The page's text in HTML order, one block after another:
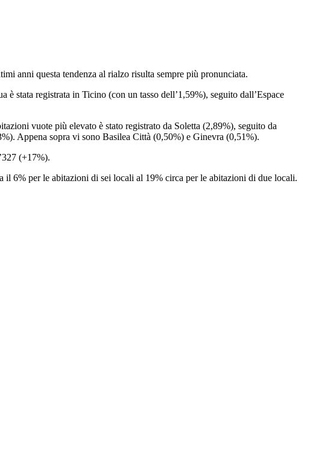
anni questa tendenza al rialzo risulta sempre più pronunciata.
stata registrata in Ticino (con un tasso dell’1,59%), seguito dall’Espace
vuote più elevato è stato registrato da Soletta (2,89%), seguito da
Appena sopra vi sono Basilea Città (0,50%) e Ginevra (0,51%).
(+17%).
il 6% per le abitazioni di sei locali al 19% circa per le abitazioni di due locali.